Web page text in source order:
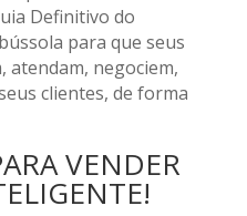
Definitivo do
para que seus
atendam, negociem,
clientes, de forma
VENDER